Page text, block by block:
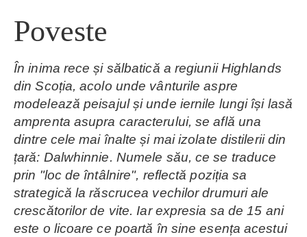
Poveste
În inima rece și sălbatică a regiunii Highlands
din Scoția, acolo unde vânturile aspre
modelează peisajul și unde iernile lungi își lasă
amprenta asupra caracterului, se află una
dintre cele mai înalte și mai izolate distilerii din
țară: Dalwhinnie. Numele său, ce se traduce
prin "loc de întâlnire", reflectă poziția sa
strategică la răscrucea vechilor drumuri ale
crescătorilor de vite. Iar expresia sa de 15 ani
este o licoare ce poartă în sine esența acestui